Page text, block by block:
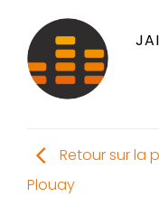
Retour sur la
Plouay